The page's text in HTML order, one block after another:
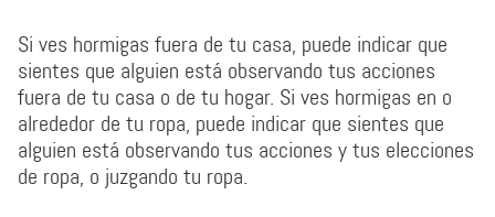
Si ves hormigas fuera de tu casa, puede indicar que
sientes que alguien está observando tus acciones
fuera de tu casa o de tu hogar. Si ves hormigas en o
alrededor de tu ropa, puede indicar que sientes que
alguien está observando tus acciones y tus elecciones
de ropa, o juzgando tu ropa.